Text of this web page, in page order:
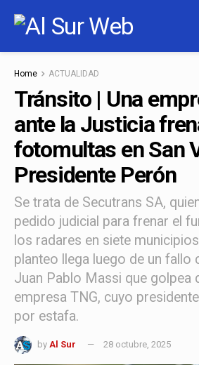
Home ACTUALIDAD
Tránsito | Una
ante la Justicia
fotomultas en San
Presidente Perón
Se trata de Secutrans SA,
pedido judicial para frenar el
los radares en siete
planteo llega luego de un fallo
Juan Pablo Massi que golpea
empresa TNG, cuyo
por estafa.
by Al Sur 28 octubre, 2025